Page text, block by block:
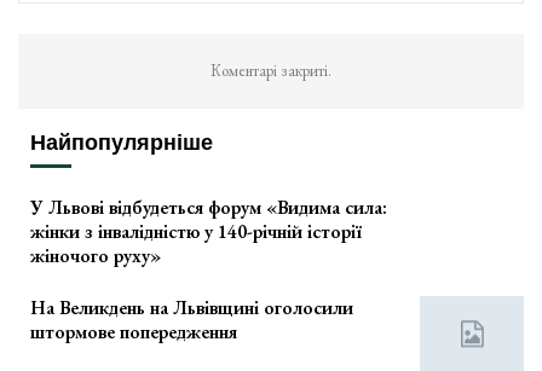
Коментарі закриті.
Найпопулярніше
У Львові відбудеться форум «Видима сила:
жінки з інвалідністю у 140-річній історії
жіночого руху»
На Великдень на Львівщині оголосили
штормове попередження